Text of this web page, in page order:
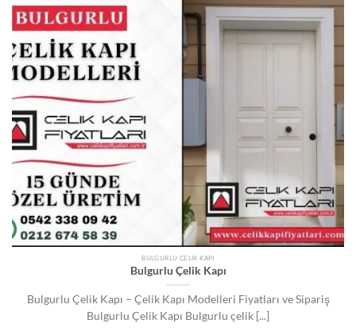
BULGURLU ÇELIK KAPI
Bulgurlu Çelik Kapı
Bulgurlu Çelik Kapı – Çelik Kapı Modelleri Fiyatları ve Sipariş
Bulgurlu Çelik Kapı Bulgurlu çelik [...]